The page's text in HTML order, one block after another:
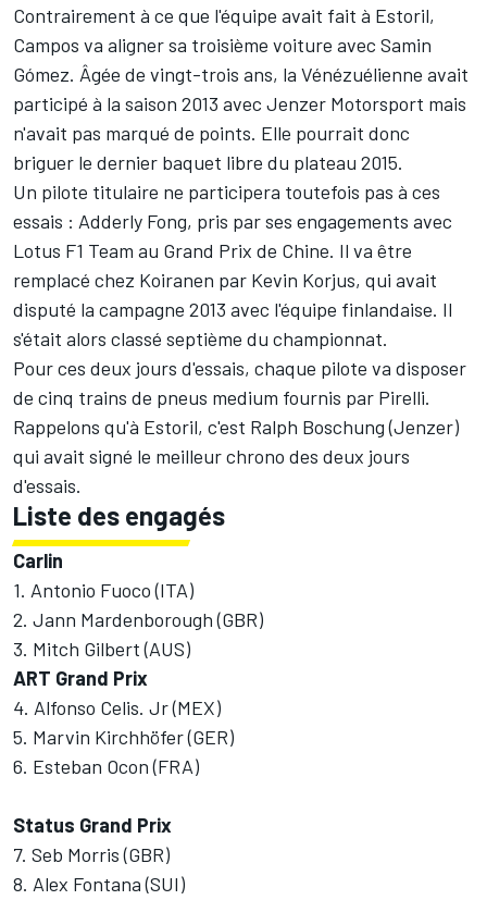
Contrairement à ce que l'équipe avait fait à Estoril,
Campos va aligner sa troisième voiture avec Samin
Gómez. Âgée de vingt-trois ans, la Vénézuélienne avait
participé à la saison 2013 avec Jenzer Motorsport mais
n'avait pas marqué de points. Elle pourrait donc
briguer le dernier baquet libre du plateau 2015.
Un pilote titulaire ne participera toutefois pas à ces
essais : Adderly Fong, pris par ses engagements avec
Lotus F1 Team au Grand Prix de Chine. Il va être
remplacé chez Koiranen par Kevin Korjus, qui avait
disputé la campagne 2013 avec l'équipe finlandaise. Il
s'était alors classé septième du championnat.
Pour ces deux jours d'essais, chaque pilote va disposer
de cinq trains de pneus medium fournis par Pirelli.
Rappelons qu'à Estoril, c'est Ralph Boschung (Jenzer)
qui avait signé le meilleur chrono des deux jours
d'essais.
Liste des engagés
Carlin
1. Antonio Fuoco (ITA)
2. Jann Mardenborough (GBR)
3. Mitch Gilbert (AUS)
ART Grand Prix
4. Alfonso Celis. Jr (MEX)
5. Marvin Kirchhöfer (GER)
6. Esteban Ocon (FRA)
Status Grand Prix
7. Seb Morris (GBR)
8. Alex Fontana (SUI)